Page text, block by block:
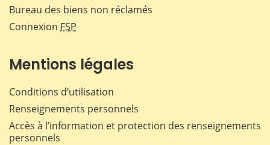
Bureau des biens non réclamés
Connexion FSP
Mentions légales
Conditions d’utilisation
Renseignements personnels
Accès à l’information et protection des renseignements
personnels